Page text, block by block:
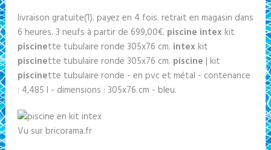
livraison gratuite(1). payez en 4 fois. retrait en magasin dans
6 heures. 3 neufs à partir de 699,00€. piscine intex kit
piscinette tubulaire ronde 305x76 cm. intex kit
piscinette tubulaire ronde 305x76 cm. piscine | kit
piscinette tubulaire ronde - en pvc et métal - contenance
: 4,485 l - dimensions : 305x76 cm - bleu.
Vu sur bricorama.fr